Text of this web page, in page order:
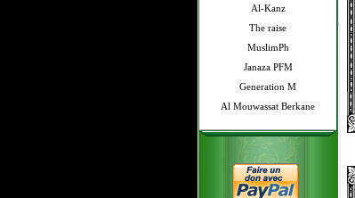
Al-Kanz
The raise
MuslimPh
Janaza PFM
Generation M
Al Mouwassat Berkane